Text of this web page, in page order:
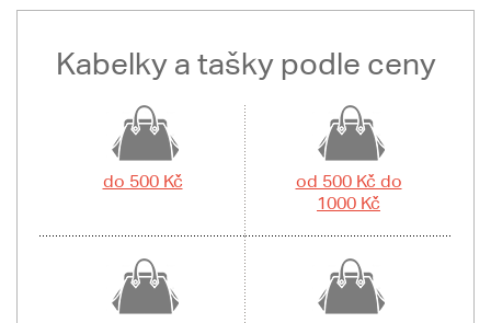
Kabelky a tašky podle ceny
do 500 Kč
od 500 Kč do
1000 Kč